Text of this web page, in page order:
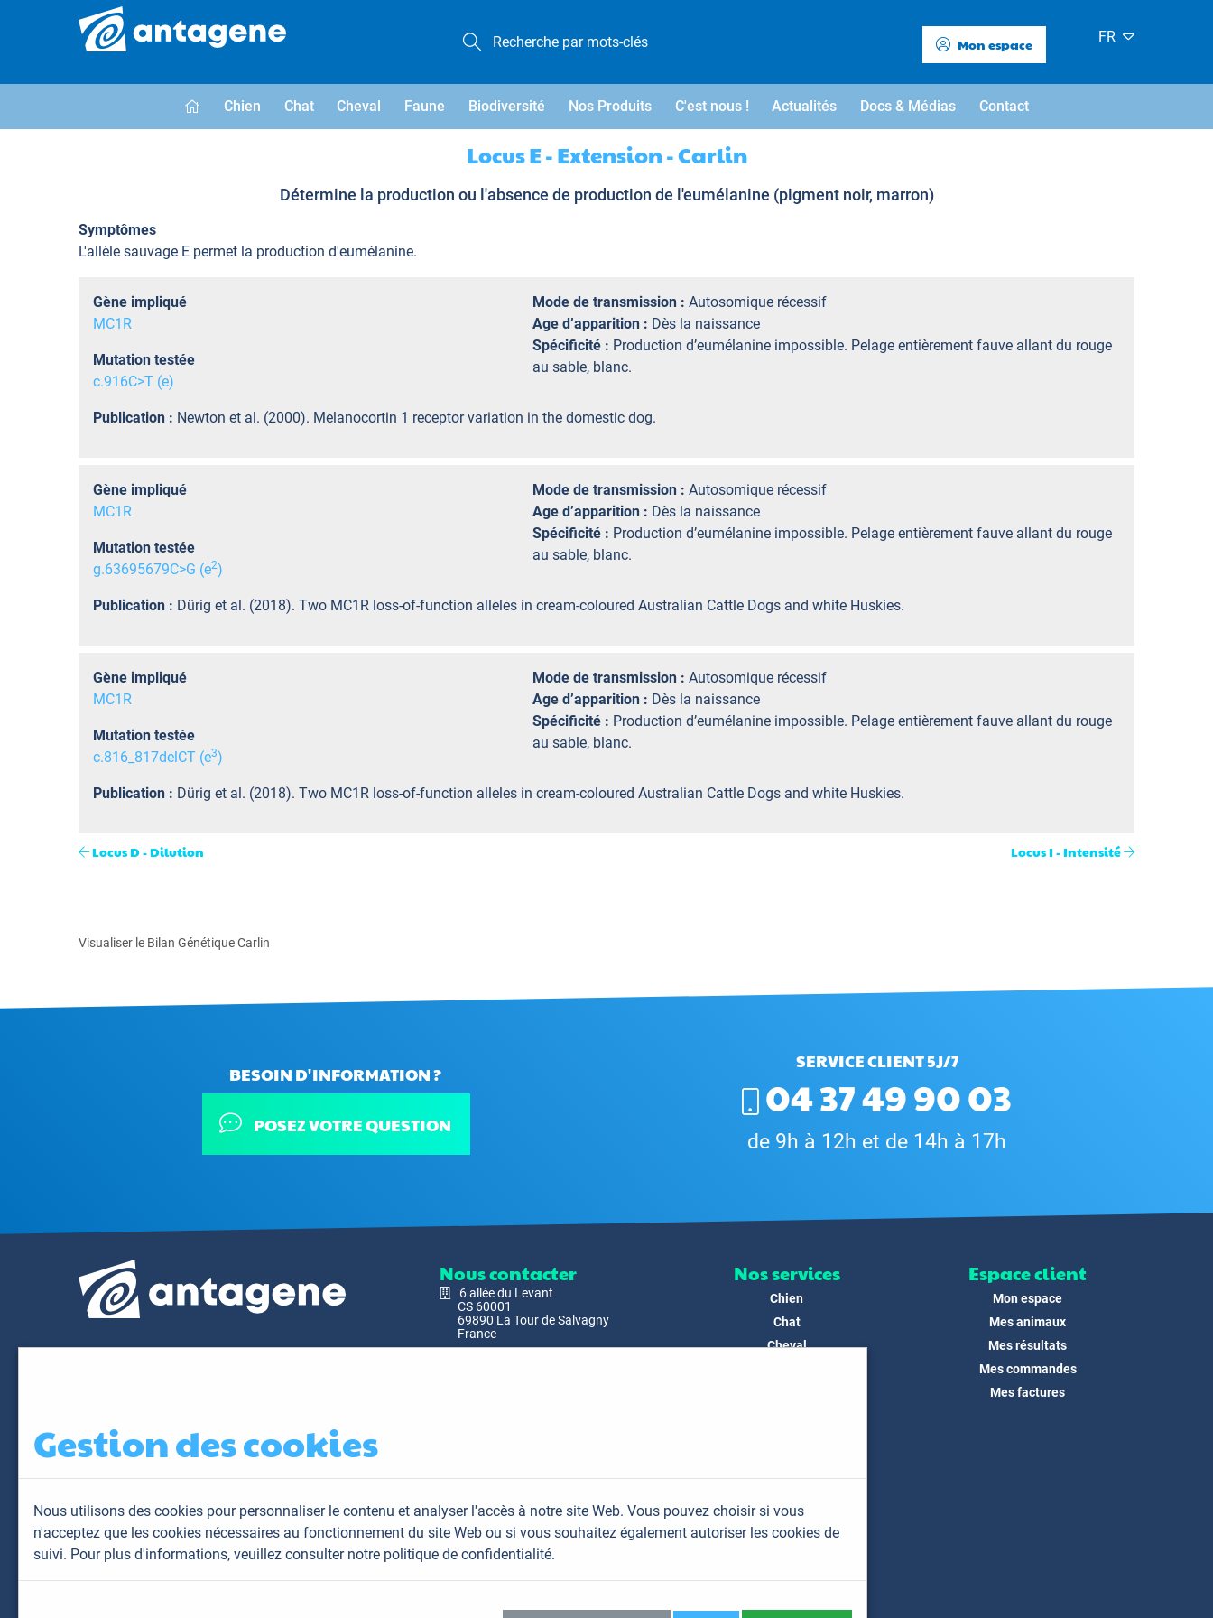
Mon espace FR
Chien Chat Cheval Faune Biodiversité Nos Produits C'est nous ! Actualités Docs & Médias Contact
Locus E - Extension - Carlin
Détermine la production ou l'absence de production de l'eumélanine (pigment noir, marron)
Symptômes
L'allèle sauvage E permet la production d'eumélanine.
Gène impliqué
MC1R
Mutation testée
c.916C>T (e)
Mode de transmission : Autosomique récessif
Age d’apparition : Dès la naissance
Spécificité : Production d’eumélanine impossible. Pelage entièrement fauve allant du rouge
au sable, blanc.
Publication : Newton et al. (2000). Melanocortin 1 receptor variation in the domestic dog.
Gène impliqué
MC1R
Mutation testée
g.63695679C>G (e2)
Mode de transmission : Autosomique récessif
Age d’apparition : Dès la naissance
Spécificité : Production d’eumélanine impossible. Pelage entièrement fauve allant du rouge
au sable, blanc.
Publication : Dürig et al. (2018). Two MC1R loss-of-function alleles in cream-coloured Australian Cattle Dogs and white Huskies.
Gène impliqué
MC1R
Mutation testée
c.816_817delCT (e3)
Mode de transmission : Autosomique récessif
Age d’apparition : Dès la naissance
Spécificité : Production d’eumélanine impossible. Pelage entièrement fauve allant du rouge
au sable, blanc.
Publication : Dürig et al. (2018). Two MC1R loss-of-function alleles in cream-coloured Australian Cattle Dogs and white Huskies.
Locus D - Dilution Locus I - Intensité
Visualiser le Bilan Génétique Carlin
BESOIN D'INFORMATION ?
POSEZ VOTRE QUESTION
SERVICE CLIENT 5J/7
04 37 49 90 03
de 9h à 12h et de 14h à 17h
Nous contacter
6 allée du Levant
CS 60001
69890 La Tour de Salvagny
France
Nos services
Chien
Chat
Cheval
FAQ
Contact
Espace client
Mon espace
Mes animaux
Mes résultats
Mes commandes
Mes factures
Gestion des cookies
Nous utilisons des cookies pour personnaliser le contenu et analyser l'accès à notre site Web. Vous pouvez choisir si vous
n'acceptez que les cookies nécessaires au fonctionnement du site Web ou si vous souhaitez également autoriser les cookies de
suivi. Pour plus d'informations, veuillez consulter notre politique de confidentialité.